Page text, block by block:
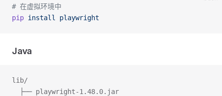
# 在虚拟环境中
pip install playwright
Java
lib/
  ├── playwright-1.48.0.jar